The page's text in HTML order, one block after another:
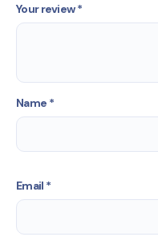
Your review*
Name *
Email *